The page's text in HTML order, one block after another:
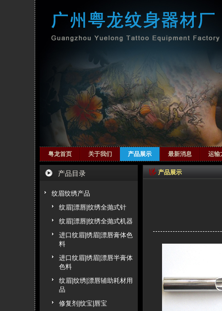
粤龙首页 关于我们 产品展示 最新消息 运输
产品目录
纹眉纹绣产品
纹眉|漂唇|纹绣全抛式针
纹眉|漂唇|纹绣全抛式机器
进口纹眉|绣眉|漂唇膏体色
料
进口纹眉|绣眉|漂唇半膏体
色料
纹眉|纹绣|漂唇辅助耗材用
品
修复剂|纹宝|唇宝
产品展示